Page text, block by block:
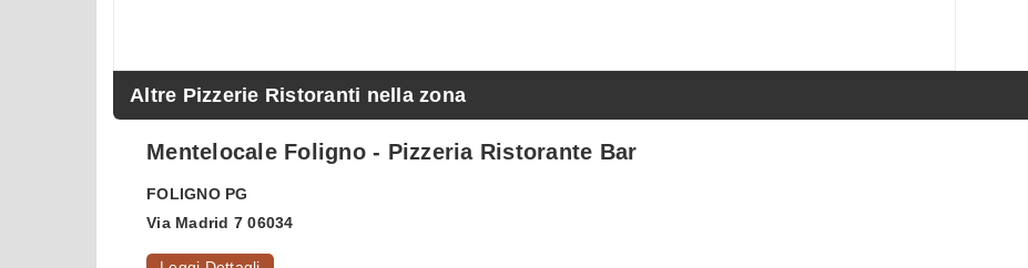
Altre Pizzerie Ristoranti nella zona
Mentelocale Foligno - Pizzeria Ristorante Bar
FOLIGNO PG
Via Madrid 7 06034